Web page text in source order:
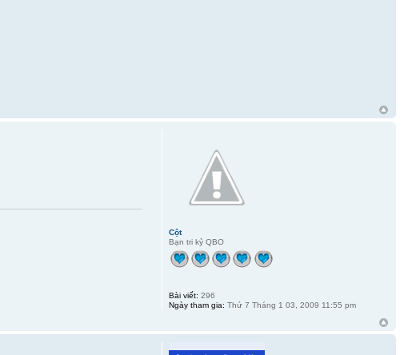
Cột
Bạn tri kỷ QBO
Bài viết: 296
Ngày tham gia: Thứ 7 Tháng 1 03, 2009 11:55 pm